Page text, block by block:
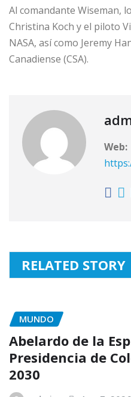
Al comandante Wiseman,
Christina Koch y el piloto
NASA, así como Jeremy
Canadiense (CSA).
Web:
RELATED STORY
MUNDO
Abelardo de la
Presidencia de
2030